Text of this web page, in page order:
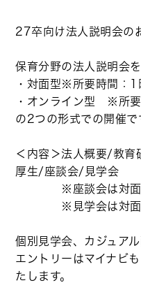
27卒向け法人説明会の
保育分野の法人説明会
・対面型※所要時間：
・オンライン型 ※所
の2つの形式での開催で
＜内容＞法人概要/教育
厚生/座談会/見学会
※座談会は対面型
※見学会は対面
個別見学会、カジュア
エントリーはマイナビ
たします。